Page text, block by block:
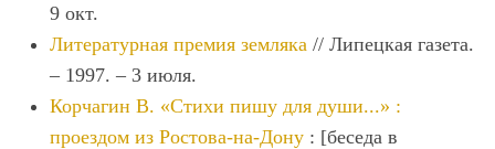
9 окт.
Литературная премия земляка // Липецкая газета.
– 1997. – 3 июля.
Корчагин В. «Стихи пишу для души...» :
проездом из Ростова-на-Дону : [беседа в